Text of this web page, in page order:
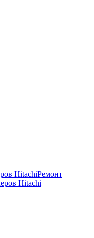
HitachiРемонт
Hitachi